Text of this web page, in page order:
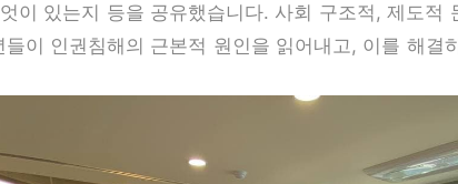
이 있는지 등을 공유했습니다. 사회 구조적, 제도적
이 인권침해의 근본적 원인을 읽어내고, 이를 해